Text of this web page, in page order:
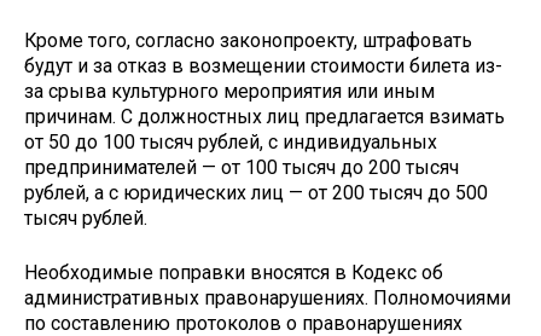
Кроме того, согласно законопроекту, штрафовать
будут и за отказ в возмещении стоимости билета из-
за срыва культурного мероприятия или иным
причинам. С должностных лиц предлагается взимать
от 50 до 100 тысяч рублей, с индивидуальных
предпринимателей — от 100 тысяч до 200 тысяч
рублей, а с юридических лиц — от 200 тысяч до 500
тысяч рублей.
Необходимые поправки вносятся в Кодекс об
административных правонарушениях. Полномочиями
по составлению протоколов о правонарушениях